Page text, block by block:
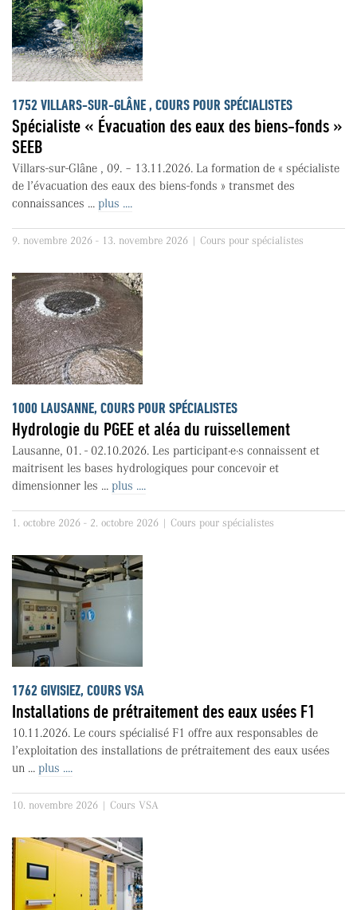
1752 VILLARS-SUR-GLÂNE , COURS POUR SPÉCIALISTES
Spécialiste « Évacuation des eaux des biens-fonds »
SEEB
Villars-sur-Glâne , 09. – 13.11.2026. La formation de « spécialiste
de l’évacuation des eaux des biens-fonds » transmet des
connaissances ... plus ....
9. novembre 2026 - 13. novembre 2026 | Cours pour spécialistes
1000 LAUSANNE, COURS POUR SPÉCIALISTES
Hydrologie du PGEE et aléa du ruissellement
Lausanne, 01. - 02.10.2026. Les participant·e·s connaissent et
maitrisent les bases hydrologiques pour concevoir et
dimensionner les ... plus ....
1. octobre 2026 - 2. octobre 2026 | Cours pour spécialistes
1762 GIVISIEZ, COURS VSA
Installations de prétraitement des eaux usées F1
10.11.2026. Le cours spécialisé F1 offre aux responsables de
l’exploitation des installations de prétraitement des eaux usées
un ... plus ....
10. novembre 2026 | Cours VSA